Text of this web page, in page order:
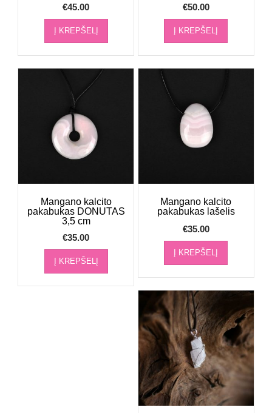
€45.00
Į KREPŠELĮ
€50.00
Į KREPŠELĮ
Mangano kalcito
pakabukas DONUTAS
3,5 cm
€35.00
Į KREPŠELĮ
Mangano kalcito
pakabukas lašelis
€35.00
Į KREPŠELĮ